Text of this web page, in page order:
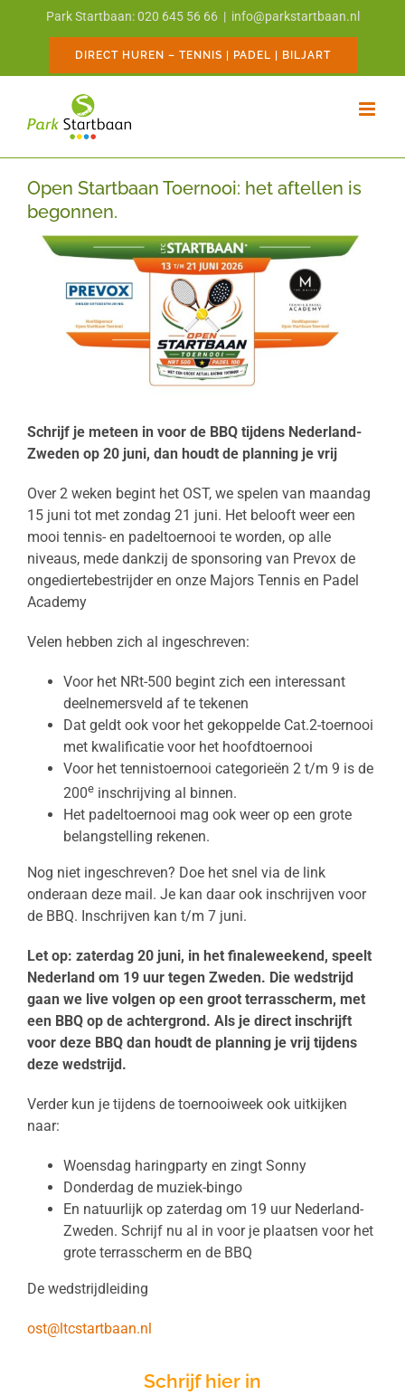
Park Startbaan: 020 645 56 66 | info@parkstartbaan.nl
DIRECT HUREN – TENNIS | PADEL | BILJART
Open Startbaan Toernooi: het aftellen is
begonnen.
Bekijk
afbeelding
Schrijf je meteen in voor de BBQ tijdens Nederland-
Zweden op 20 juni, dan houdt de planning je vrij
Over 2 weken begint het OST, we spelen van maandag
15 juni tot met zondag 21 juni. Het belooft weer een
mooi tennis- en padeltoernooi te worden, op alle
niveaus, mede dankzij de sponsoring van Prevox de
ongediertebestrijder en onze Majors Tennis en Padel
Academy
Velen hebben zich al ingeschreven:
Voor het NRt-500 begint zich een interessant
deelnemersveld af te tekenen
Dat geldt ook voor het gekoppelde Cat.2-toernooi
met kwalificatie voor het hoofdtoernooi
Voor het tennistoernooi categorieën 2 t/m 9 is de
200einschrijving al binnen.
Het padeltoernooi mag ook weer op een grote
belangstelling rekenen.
Nog niet ingeschreven? Doe het snel via de link
onderaan deze mail. Je kan daar ook inschrijven voor
de BBQ. Inschrijven kan t/m 7 juni.
Let op: zaterdag 20 juni, in het finaleweekend, speelt
Nederland om 19 uur tegen Zweden. Die wedstrijd
gaan we live volgen op een groot terrasscherm, met
een BBQ op de achtergrond. Als je direct inschrijft
voor deze BBQ dan houdt de planning je vrij tijdens
deze wedstrijd.
Verder kun je tijdens de toernooiweek ook uitkijken
naar:
Woensdag haringparty en zingt Sonny
Donderdag de muziek-bingo
En natuurlijk op zaterdag om 19 uur Nederland-
Zweden. Schrijf nu al in voor je plaatsen voor het
grote terrasscherm en de BBQ
De wedstrijdleiding
ost@ltcstartbaan.nl
Schrijf hier in